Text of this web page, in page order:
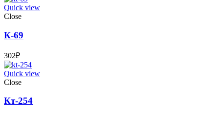
Quick view
Close
К-69
302₽
Quick view
Close
Кт-254